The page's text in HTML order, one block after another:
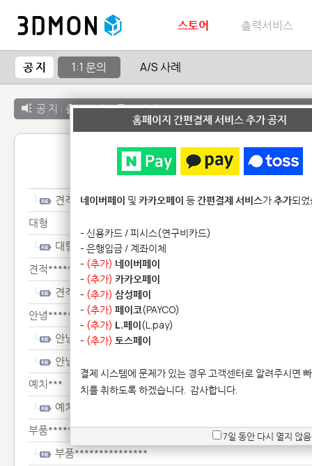
스토어 출력서비스
공 지 1:1 문의 A/S 사례
공 지 : 출력서비스 종료 안내
1:1 문
견적*********
대형
대형
견적******
견적******
안녕**************
안녕**************
안녕**************
예치***
예치***
부품***************
부품***************
홈페이지 간편결제 서비스 추가 공지
네이버페이 및 카카오페이 등간편결제 서비스가추가되
- 신용카드 / 피시스(연구비카드)
- 은행입금 / 계좌이체
- (추가) 네이버페이
- (추가) 카카오페이
- (추가) 삼성페이
- (추가) 페이코(PAYCO)
- (추가) L.페이(L.pay)
- (추가) 토스페이
결제 시스템에 문제가 있는 경우 고객센터로 알려주시면
치를 취하도록 하겠습니다. 감사합니다.
7일 동안 다시 열지 않음